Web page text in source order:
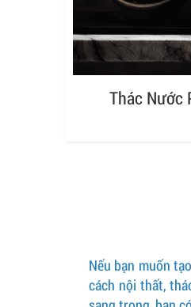
Thác Nước
Nếu bạn muốn
cách nội thất,